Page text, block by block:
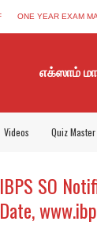
ONE YEAR EXAM
எக்ஸாம்
Videos Quiz Master
IBPS SO
Date,